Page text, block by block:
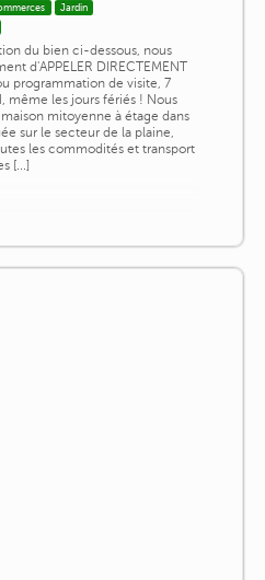
Jardin
du bien ci-dessous, nous
d'APPELER DIRECTEMENT
programmation de visite, 7
même les jours fériés ! Nous
mitoyenne à étage dans
sur le secteur de la plaine,
les commodités et transport
[...]